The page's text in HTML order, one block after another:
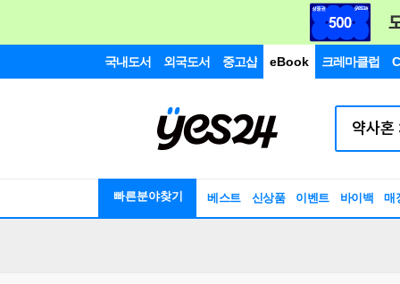
국내도서 외국도서 중고샵 eBook 크레마클럽
빠른분야찾기 베스트 신상품 이벤트 바이백 매